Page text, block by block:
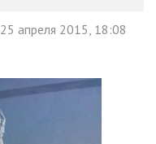
25 апреля 2015, 18:08